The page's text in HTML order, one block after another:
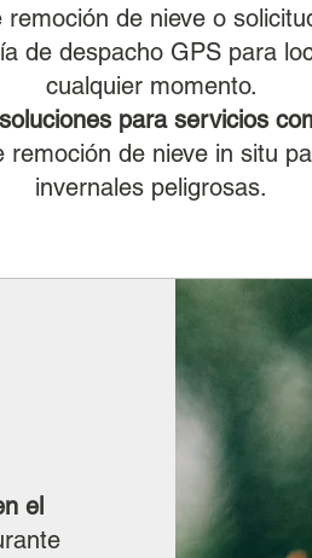
de nieve o
de despacho GPS para
cualquier momento.
para servicios
de nieve in situ
invernales peligrosas.
el